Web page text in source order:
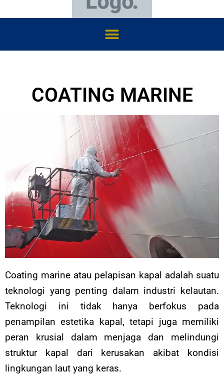
COATING MARINE
Coating marine atau pelapisan kapal adalah suatu
teknologi yang penting dalam industri kelautan.
Teknologi ini tidak hanya berfokus pada
penampilan estetika kapal, tetapi juga memiliki
peran krusial dalam menjaga dan melindungi
struktur kapal dari kerusakan akibat kondisi
lingkungan laut yang keras.